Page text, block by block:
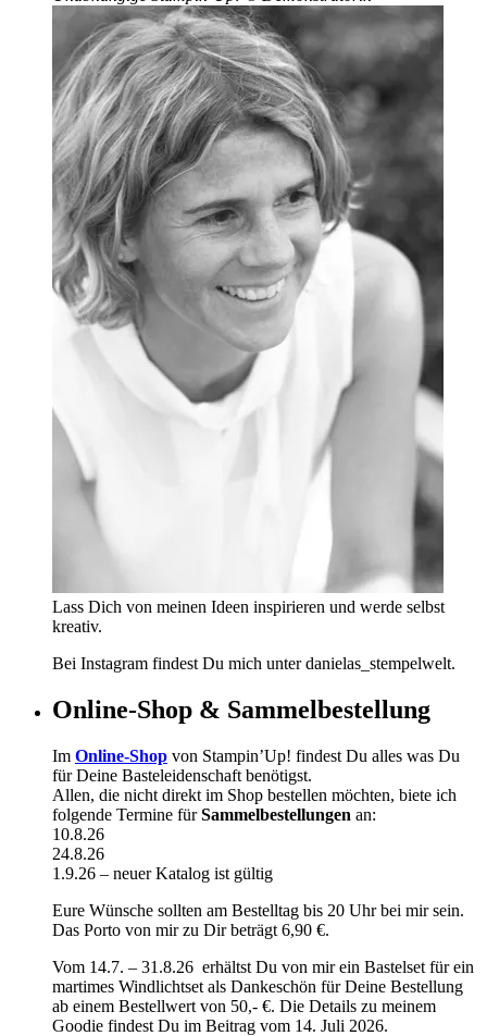
Lass Dich von meinen Ideen inspirieren und werde selbst
kreativ.
Bei Instagram findest Du mich unter danielas_stempelwelt.
Online-Shop & Sammelbestellung
Im Online-Shop von Stampin’Up! findest Du alles was Du
für Deine Basteleidenschaft benötigst.
Allen, die nicht direkt im Shop bestellen möchten, biete ich
folgende Termine fürSammelbestellungen an:
10.8.26
24.8.26
1.9.26 – neuer Katalog ist gültig
Eure Wünsche sollten am Bestelltag bis 20 Uhr bei mir sein.
Das Porto von mir zu Dir beträgt 6,90 €.
Vom 14.7. – 31.8.26 erhältst Du von mir ein Bastelset für ein
martimes Windlichtset als Dankeschön für Deine Bestellung
ab einem Bestellwert von 50,- €. Die Details zu meinem
Goodie findest Du im Beitrag vom 14. Juli 2026.